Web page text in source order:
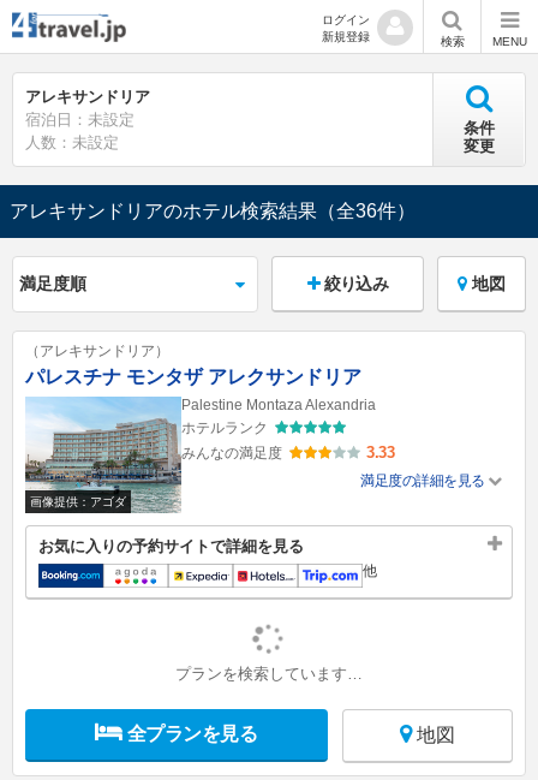
ログイン
新規登録
検索 MENU
アレキサンドリア
宿泊日：未設定
人数：未設定
条件
変更
アレキサンドリアのホテル検索結果 （全36件）
絞り込み 地図
（アレキサンドリア）
パレスチナ モンタザ アレクサンドリア
画像提供：アゴダ
Palestine Montaza Alexandria
ホテルランク
みんなの満足度
3.33
満足度の詳細を見る
お気に入りの予約サイトで詳細を見る
他
プランを検索しています…
全プランを見る 地図